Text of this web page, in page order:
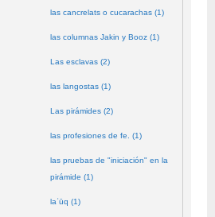
las cancrelats o cucarachas (1)
las columnas Jakin y Booz (1)
Las esclavas (2)
las langostas (1)
Las pirámides (2)
las profesiones de fe. (1)
las pruebas de "iniciación" en la
pirámide (1)
laʿūq (1)